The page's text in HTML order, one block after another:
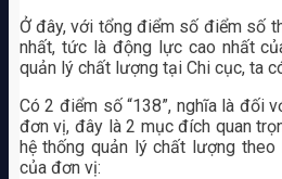
Ở đây, với tổng điểm số điểm số
nhất, tức là động lực cao nhất
quản lý chất lượng tại Chi cục, ta
Có 2 điểm số “138”, nghĩa là đối
đơn vị, đây là 2 mục đích quan
hệ thống quản lý chất lượng
của đơn vị: